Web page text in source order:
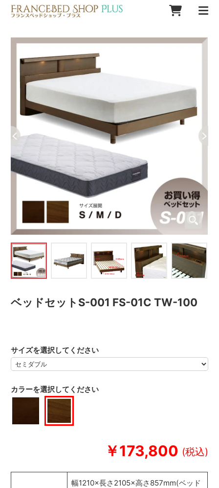
ベッドセットS-001 FS-01C TW-100
￥173,800
カラーを選択してください
サイズを選択してください
幅1210×長さ2105×高さ857mm(ベッド